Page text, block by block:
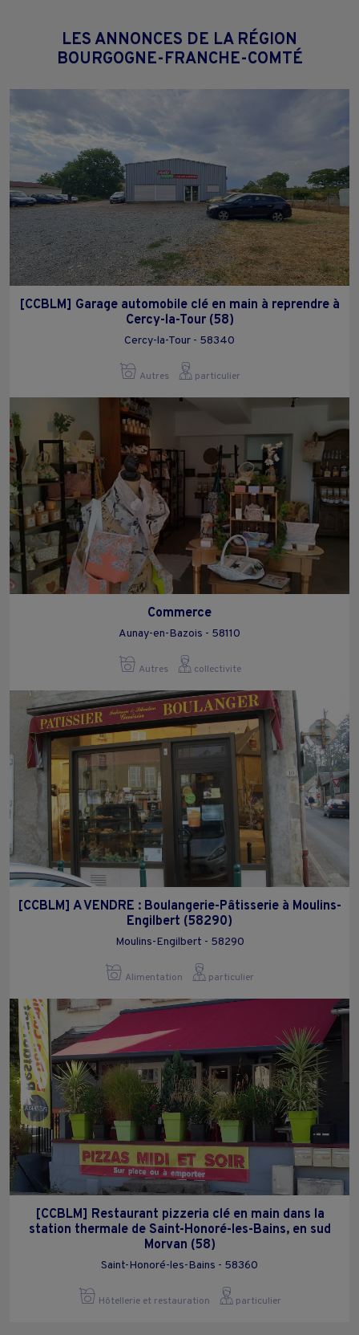
LES ANNONCES DE LA RÉGION
BOURGOGNE-FRANCHE-COMTÉ
[CCBLM] Garage automobile clé en main à reprendre à
Cercy-la-Tour (58)
Cercy-la-Tour - 58340
Autres particulier
Commerce
Aunay-en-Bazois - 58110
Autres collectivite
[CCBLM] A VENDRE : Boulangerie-Pâtisserie à Moulins-
Engilbert (58290)
Moulins-Engilbert - 58290
Alimentation particulier
[CCBLM] Restaurant pizzeria clé en main dans la
station thermale de Saint-Honoré-les-Bains, en sud
Morvan (58)
Saint-Honoré-les-Bains - 58360
Hôtellerie et restauration particulier